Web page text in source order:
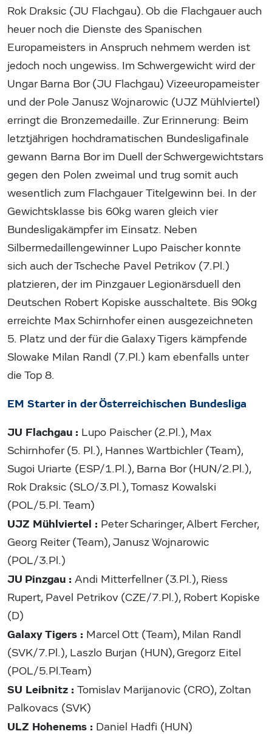
Rok Draksic (JU Flachgau). Ob die Flachgauer auch
heuer noch die Dienste des Spanischen
Europameisters in Anspruch nehmem werden ist
jedoch noch ungewiss. Im Schwergewicht wird der
Ungar Barna Bor (JU Flachgau) Vizeeuropameister
und der Pole Janusz Wojnarowic (UJZ Mühlviertel)
erringt die Bronzemedaille. Zur Erinnerung: Beim
letztjährigen hochdramatischen Bundesligafinale
gewann Barna Bor im Duell der Schwergewichtstars
gegen den Polen zweimal und trug somit auch
wesentlich zum Flachgauer Titelgewinn bei. In der
Gewichtsklasse bis 60kg waren gleich vier
Bundesligakämpfer im Einsatz. Neben
Silbermedaillengewinner Lupo Paischer konnte
sich auch der Tscheche Pavel Petrikov (7.Pl.)
platzieren, der im Pinzgauer Legionärsduell den
Deutschen Robert Kopiske ausschaltete. Bis 90kg
erreichte Max Schirnhofer einen ausgezeichneten
5. Platz und der für die Galaxy Tigers kämpfende
Slowake Milan Randl (7.Pl.) kam ebenfalls unter
die Top 8.
EM Starter in der Österreichischen Bundesliga
JU Flachgau : Lupo Paischer (2.Pl.), Max
Schirnhofer (5. Pl.), Hannes Wartbichler (Team),
Sugoi Uriarte (ESP/1.Pl.), Barna Bor (HUN/2.Pl.),
Rok Draksic (SLO/3.Pl.), Tomasz Kowalski
(POL/5.Pl. Team)
UJZ Mühlviertel : Peter Scharinger, Albert Fercher,
Georg Reiter (Team), Janusz Wojnarowic
(POL/3.Pl.)
JU Pinzgau : Andi Mitterfellner (3.Pl.), Riess
Rupert, Pavel Petrikov (CZE/7.Pl.), Robert Kopiske
(D)
Galaxy Tigers : Marcel Ott (Team), Milan Randl
(SVK/7.Pl.), Laszlo Burjan (HUN), Gregorz Eitel
(POL/5.Pl.Team)
SU Leibnitz : Tomislav Marijanovic (CRO), Zoltan
Palkovacs (SVK)
ULZ Hohenems : Daniel Hadfi (HUN)